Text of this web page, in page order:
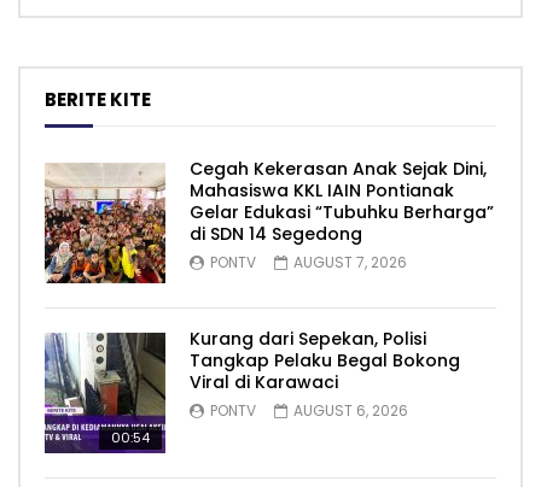
BERITE KITE
Cegah Kekerasan Anak Sejak Dini,
Mahasiswa KKL IAIN Pontianak
Gelar Edukasi “Tubuhku Berharga”
di SDN 14 Segedong
PONTV AUGUST 7, 2026
00:54
Kurang dari Sepekan, Polisi
Tangkap Pelaku Begal Bokong
Viral di Karawaci
PONTV AUGUST 6, 2026